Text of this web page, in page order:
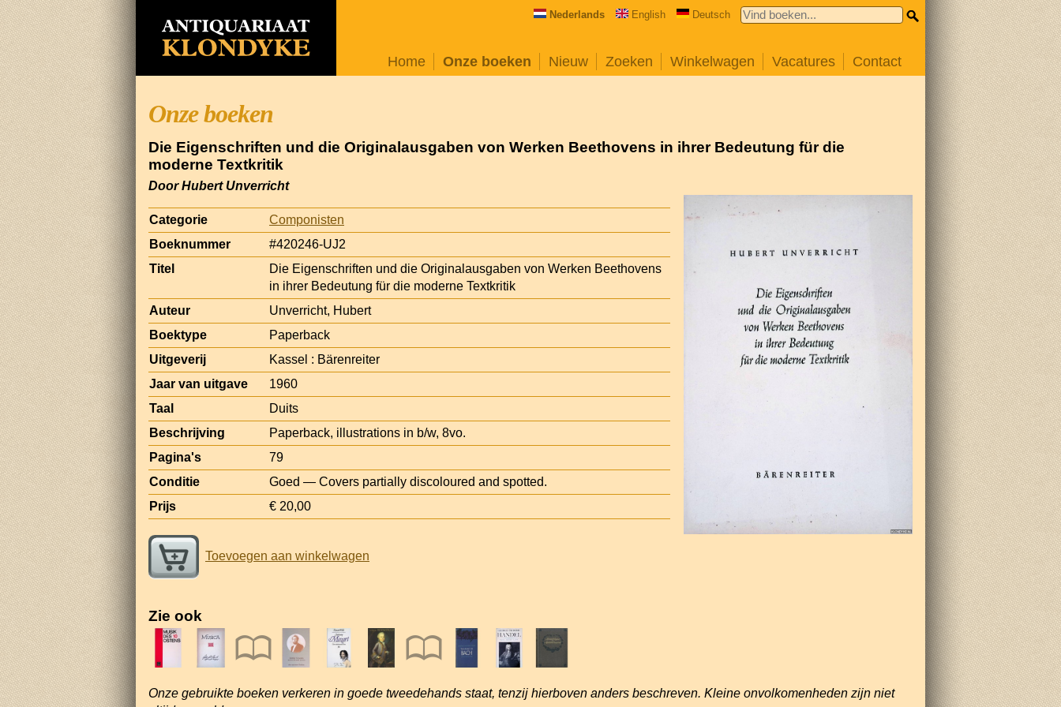
Nederlands English Deutsch
Home Onze boeken Nieuw Zoeken Winkelwagen Vacatures Contact
Onze boeken
Die Eigenschriften und die Originalausgaben von Werken Beethovens in ihrer Bedeutung für die
moderne Textkritik
Door Hubert Unverricht
Categorie
Componisten
Boeknummer
#420246-UJ2
Titel
Die Eigenschriften und die Originalausgaben von Werken Beethovens
in ihrer Bedeutung für die moderne Textkritik
Auteur
Unverricht, Hubert
Boektype
Paperback
Uitgeverij
Kassel : Bärenreiter
Jaar van uitgave
1960
Taal
Duits
Beschrijving
Paperback, illustrations in b/w, 8vo.
Pagina's
79
Conditie
Goed — Covers partially discoloured and spotted.
Prijs
€ 20,00
Toevoegen aan winkelwagen
Zie ook
Onze gebruikte boeken verkeren in goede tweedehands staat, tenzij hierboven anders beschreven. Kleine onvolkomenheden zijn niet